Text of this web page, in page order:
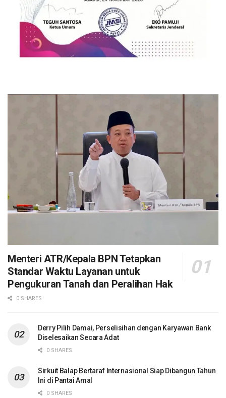
Menteri ATR/Kepala BPN Tetapkan
Standar Waktu Layanan untuk
Pengukuran Tanah dan Peralihan Hak
0 SHARES
Derry Pilih Damai, Perselisihan dengan Karyawan Bank
Diselesaikan Secara Adat
0 SHARES
Sirkuit Balap Bertaraf Internasional Siap Dibangun Tahun
Ini di Pantai Amal
0 SHARES